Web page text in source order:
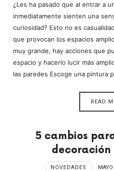
¿Les ha pasado que al entrar a
inmediatamente sienten una
curiosidad? Esto no es
que provocan los espacios
muy grande, hay acciones que
espacio y hacerlo lucir más
las paredes Escoge una pintura
READ
5 cambios
decoración
NOVEDADES